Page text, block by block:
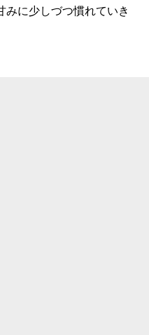
みに少しづつ慣れていき